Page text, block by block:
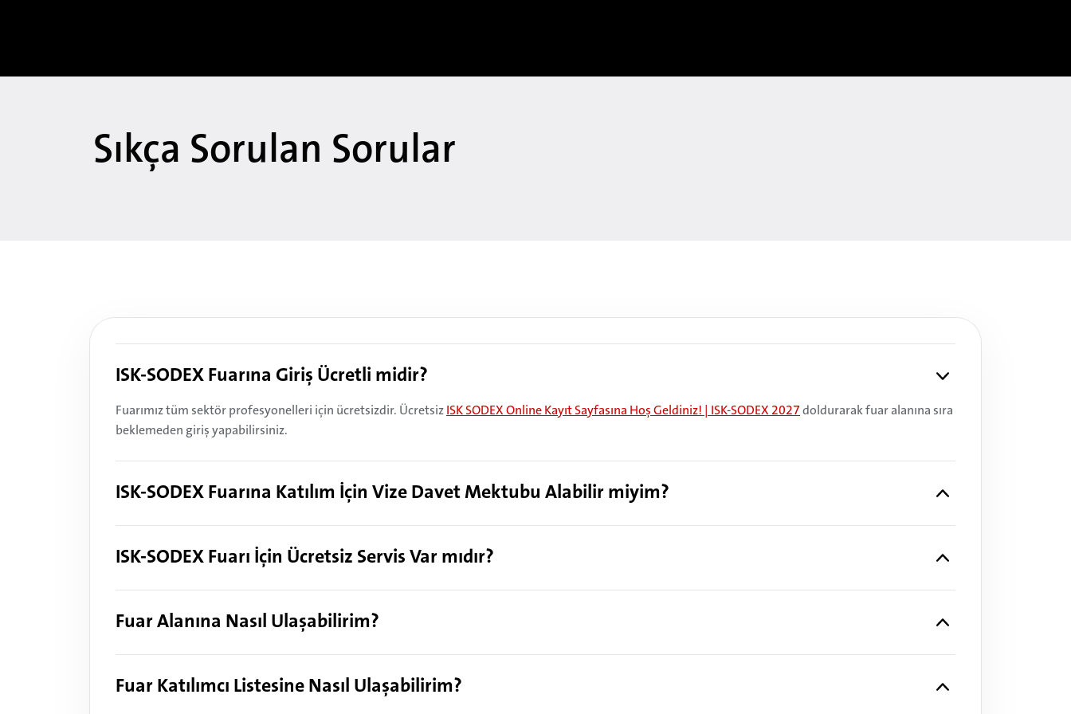
Sıkça Sorulan Sorular
ISK-SODEX Fuarına Giriş Ücretli midir?
Fuarımız tüm sektör profesyonelleri için ücretsizdir. Ücretsiz ISK SODEX Online Kayıt Sayfasına Hoş Geldiniz! | ISK-SODEX 2027 doldurarak fuar alanına sıra
beklemeden giriş yapabilirsiniz.
ISK-SODEX Fuarına Katılım İçin Vize Davet Mektubu Alabilir miyim?
ISK-SODEX Fuarı İçin Ücretsiz Servis Var mıdır?
Fuar Alanına Nasıl Ulaşabilirim?
Fuar Katılımcı Listesine Nasıl Ulaşabilirim?